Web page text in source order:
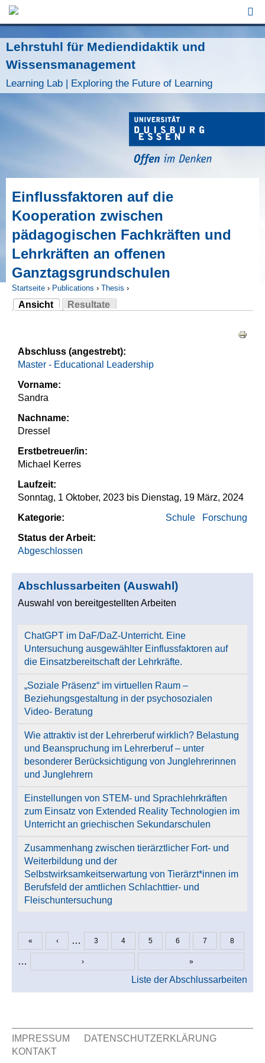
Lehrstuhl für Mediendidaktik und
Wissensmanagement
Learning Lab | Exploring the Future of Learning
Einflussfaktoren auf die
Kooperation zwischen
pädagogischen Fachkräften und
Lehrkräften an offenen
Ganztagsgrundschulen
Sie sind hier
Startseite › Publications › Thesis ›
Ansicht
(aktiver Reiter)
Resultate
Abschluss (angestrebt):
Master - Educational Leadership
Vorname:
Sandra
Nachname:
Dressel
Erstbetreuer/in:
Michael Kerres
Laufzeit:
Sonntag, 1 Oktober, 2023 bis Dienstag, 19 März, 2024
Kategorie:
Forschung
Schule
Status der Arbeit:
Abgeschlossen
Abschlussarbeiten (Auswahl)
Auswahl von bereitgestellten Arbeiten
ChatGPT im DaF/DaZ-Unterricht. Eine
Untersuchung ausgewählter Einflussfaktoren auf
die Einsatzbereitschaft der Lehrkräfte.
„Soziale Präsenz“ im virtuellen Raum –
Beziehungsgestaltung in der psychosozialen
Video- Beratung
Wie attraktiv ist der Lehrerberuf wirklich? Belastung
und Beanspruchung im Lehrerberuf – unter
besonderer Berücksichtigung von Junglehrerinnen
und Junglehrern
Einstellungen von STEM- und Sprachlehrkräften
zum Einsatz von Extended Reality Technologien im
Unterricht an griechischen Sekundarschulen
Zusammenhang zwischen tierärztlicher Fort- und
Weiterbildung und der
Selbstwirksamkeitserwartung von Tierärzt*innen im
Berufsfeld der amtlichen Schlachttier- und
Fleischuntersuchung
Seiten
« ‹ … 3 4 5 6 7 8
… › »
Liste der Abschlussarbeiten
IMPRESSUM
DATENSCHUTZERKLÄRUNG
KONTAKT